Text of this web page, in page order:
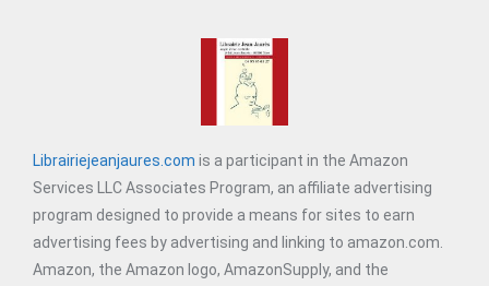
Librairiejeanjaures.com is a participant in the Amazon
Services LLC Associates Program, an affiliate advertising
program designed to provide a means for sites to earn
advertising fees by advertising and linking to amazon.com.
Amazon, the Amazon logo, AmazonSupply, and the